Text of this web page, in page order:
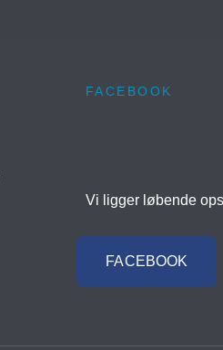
FACEBOOK
Vi ligger løbende
FACEBOOK